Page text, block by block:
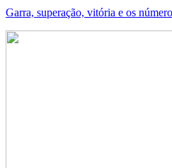
Garra, superação, vitória e os